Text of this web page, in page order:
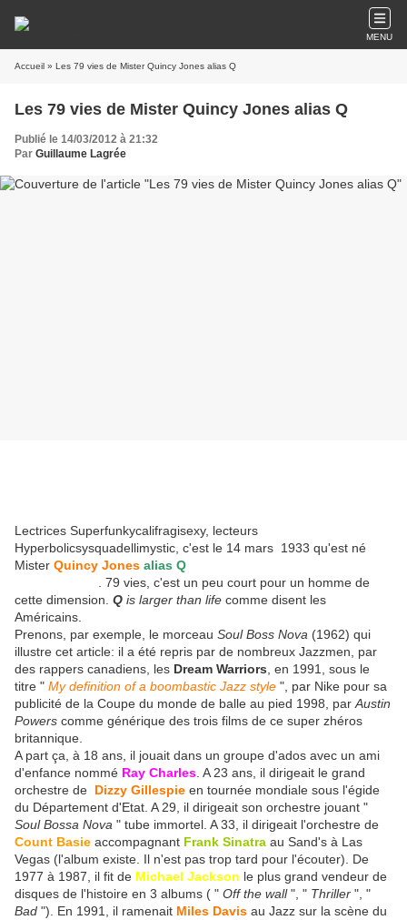
MENU
Accueil » Les 79 vies de Mister Quincy Jones alias Q
Les 79 vies de Mister Quincy Jones alias Q
Publié le 14/03/2012 à 21:32
Par Guillaume Lagrée
Lectrices Superfunkycalifragisexy, lecteurs
Hyperbolicsysquadellimystic, c'est le 14 mars 1933 qu'est né
Mister Quincy Jones alias Q
. 79 vies, c'est un peu court pour un homme de
cette dimension. Q is larger than life comme disent les
Américains.
Prenons, par exemple, le morceau Soul Boss Nova (1962) qui
illustre cet article: il a été repris par de nombreux Jazzmen, par
des rappers canadiens, les Dream Warriors , en 1991, sous le
titre " My definition of a boombastic Jazz style ", par Nike pour sa
publicité de la Coupe du monde de balle au pied 1998, par Austin
Powers comme générique des trois films de ce super zhéros
britannique.
A part ça, à 18 ans, il jouait dans un groupe d'ados avec un ami
d'enfance nommé Ray Charles . A 23 ans, il dirigeait le grand
orchestre de Dizzy Gillespie en tournée mondiale sous l'égide
du Département d'Etat. A 29, il dirigeait son orchestre jouant "
Soul Bossa Nova " tube immortel. A 33, il dirigeait l'orchestre de
Count Basie accompagnant Frank Sinatra au Sand's à Las
Vegas (l'album existe. Il n'est pas trop tard pour l'écouter). De
1977 à 1987, il fit de Michael Jackson le plus grand vendeur de
disques de l'histoire en 3 albums ( " Off the wall", " Thriller ", "
Bad "). En 1991, il ramenait Miles Davis au Jazz sur la scène du